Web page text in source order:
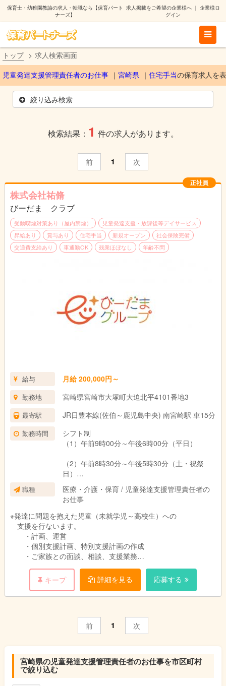
保育士・幼稚園教諭の求人・転職なら【保育パート
ナーズ】
求人掲載をご希望の企業様へ｜ 企業様ロ
グイン
トップ 求人検索画面
児童発達支援管理責任者のお仕事 宮崎県 住宅手当の保育求人を
絞り込み検索
検索結果： 1 件の求人があります。
前 1 次
正社員
株式会社祐脩
びーだま クラブ
受動喫煙対策あり（屋内禁煙）
児童発達支援・放課後等デイサービス
昇給あり
賞与あり 住宅手当 新規オープン
社会保険完備
交通費支給あり
車通勤OK 残業ほぼなし 年齢不問
給与 月給 200,000円～
勤務地 宮崎県宮崎市大塚町大迫北平4101番地3
最寄駅 JR日豊本線(佐伯～鹿児島中央) 南宮崎駅 車15分
勤務時間
シフト制
（1）午前9時00分～午後6時00分（平日）
（2）午前8時30分～午後5時30分（土・祝祭
日）
（3）午前9時30分～午後6時30分
基本的には（1）になります。
保護者様のご都合により（3）が発生する場合が
ございます。
職種
医療・介護・保育 / 児童発達支援管理責任者の
お仕事
※発達に問題を抱えた児童（未就学児～高校生）への
支援を行ないます。
・計画、運営
・個別支援計画、特別支援計画の作成
・ご家族との面談、相談、支援業務
・支援に関する管理業務、会議運営、職員指導
・送迎業務（社用車あり）
・その他付随業務
・定員１０名
キープ 詳細を見る 応募する
前 1 次
宮崎県の児童発達支援管理責任者のお仕事を市区町村
で絞り込む